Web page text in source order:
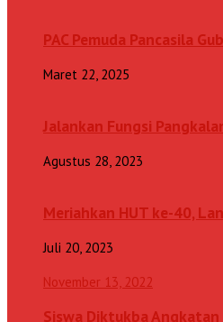
PAC Pemuda Pancasila
Maret 22, 2025
Jalankan Fungsi
Agustus 28, 2023
Meriahkan HUT ke-40,
Juli 20, 2023
November 13, 2022
Siswa Diktukba Angkatan